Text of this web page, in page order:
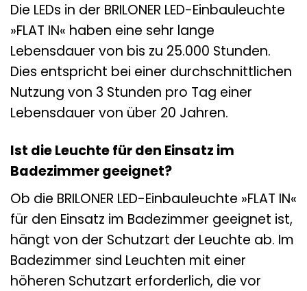
Die LEDs in der BRILONER LED-Einbauleuchte
»FLAT IN« haben eine sehr lange
Lebensdauer von bis zu 25.000 Stunden.
Dies entspricht bei einer durchschnittlichen
Nutzung von 3 Stunden pro Tag einer
Lebensdauer von über 20 Jahren.
Ist die Leuchte für den Einsatz im
Badezimmer geeignet?
Ob die BRILONER LED-Einbauleuchte »FLAT IN«
für den Einsatz im Badezimmer geeignet ist,
hängt von der Schutzart der Leuchte ab. Im
Badezimmer sind Leuchten mit einer
höheren Schutzart erforderlich, die vor